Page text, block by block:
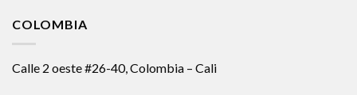
COLOMBIA
Calle 2 oeste #26-40, Colombia – Cali